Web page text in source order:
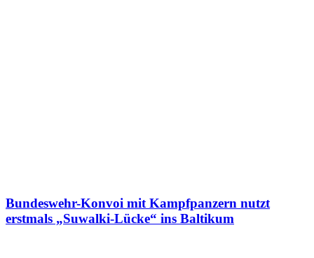
Bundeswehr-Konvoi mit Kampfpanzern nutzt
erstmals „Suwalki-Lücke“ ins Baltikum